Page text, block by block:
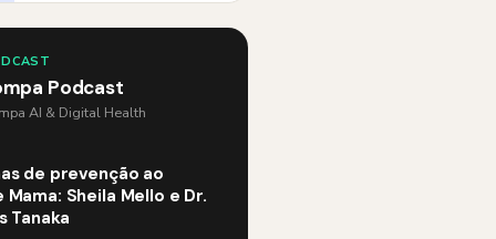
Podcast
AI & Digital Health
de prevenção ao
Mama: Sheila Mello e Dr.
Tanaka